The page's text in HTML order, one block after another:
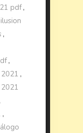
pdf,
,
,
,
,